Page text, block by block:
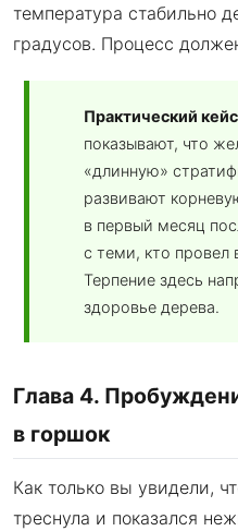
температура стабильно
градусов. Процесс
Практический
показывают, что
«длинную»
развивают
в первый месяц
с теми, кто провел
Терпение здесь
здоровье дерева.
Глава 4.
в горшок
Как только вы увидели,
треснула и показался